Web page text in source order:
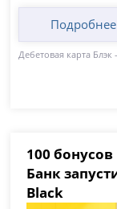
Подробнее
Дебетовая карта
100
Банк
Black